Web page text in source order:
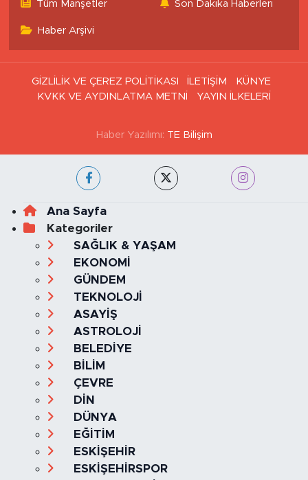
Tüm Manşetler Son Dakika Haberleri
Haber Arşivi
GİZLİLİK VE ÇEREZ POLİTİKASI İLETİŞİM
KÜNYE
KVKK VE AYDINLATMA METNİ
YAYIN İLKELERİ
Haber Yazılımı: TE Bilişim
Ana Sayfa
Kategoriler
SAĞLIK & YAŞAM
EKONOMİ
GÜNDEM
TEKNOLOJİ
ASAYİŞ
ASTROLOJİ
BELEDİYE
BİLİM
ÇEVRE
DİN
DÜNYA
EĞİTİM
ESKİŞEHİR
ESKİŞEHİRSPOR